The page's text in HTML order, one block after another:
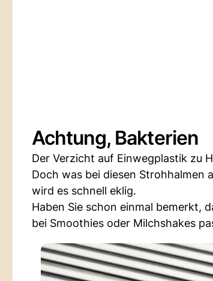
Achtung, Bakterien
Der Verzicht auf Einwegplastik zu
Doch was bei diesen Strohhalmen
wird es schnell eklig.
Haben Sie schon einmal bemerkt,
bei Smoothies oder Milchshakes